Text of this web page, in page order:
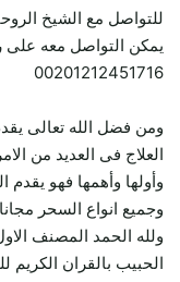
للتواصل مع الشيخ
يمكن التواصل معه على
00201212451716
ومن فضل الله تعالى
العلاج فى العديد من
وأولها وأهمها فهو يقدم
وجميع انواع السحر مجانا
ولله الحمد المصنف
الحبيب بالقران الكريم